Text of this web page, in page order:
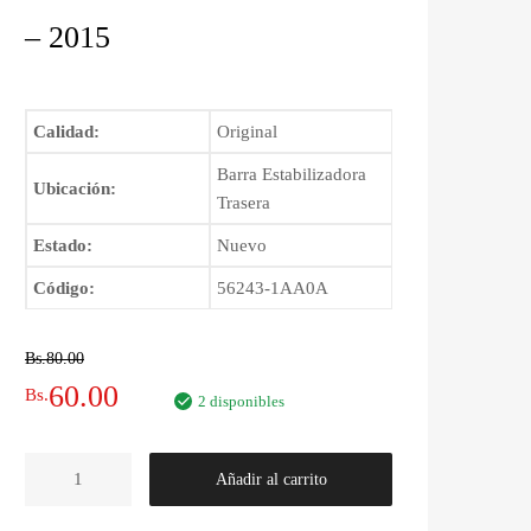
– 2015
Calidad: Original
Ubicación:
Barra Estabilizadora
Trasera
Estado: Nuevo
Código: 56243-1AA0A
Bs.80.00
El
original
Bs.60.00
precio
actual
2 disponibles
Añadir al carrito